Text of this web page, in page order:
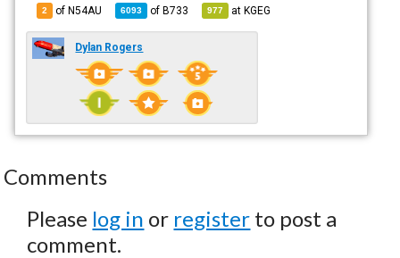
2 of N54AU 6093 ofB733 977 atKGEG
Dylan Rogers
Comments
Please log in or register to post a
comment.